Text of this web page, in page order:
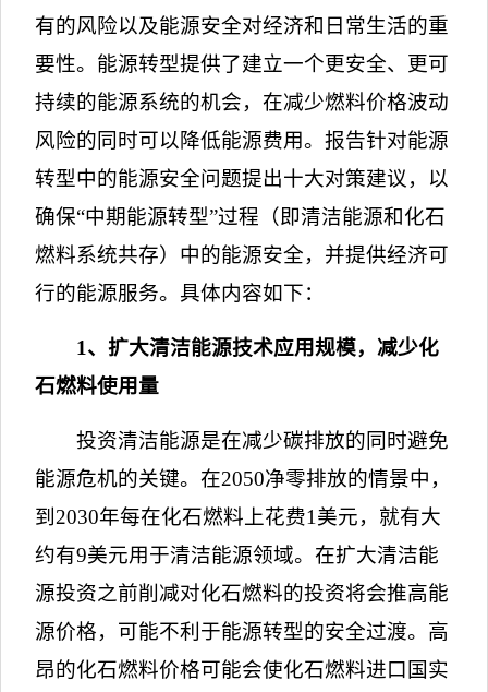
有的风险以及能源安全对经济和日常生活的重
要性。能源转型提供了建立一个更安全、更可
持续的能源系统的机会，在减少燃料价格波动
风险的同时可以降低能源费用。报告针对能源
转型中的能源安全问题提出十大对策建议，以
确保“中期能源转型”过程（即清洁能源和化石
燃料系统共存）中的能源安全，并提供经济可
行的能源服务。具体内容如下：
1、扩大清洁能源技术应用规模，减少化
石燃料使用量
投资清洁能源是在减少碳排放的同时避免
能源危机的关键。在2050净零排放的情景中，
到 2030年每在化石燃料上花费1 美元，就有大
约有9美元用于清洁能源领域。在扩大清洁能
源投资之前削减对化石燃料的投资将会推高能
源价格，可能不利于能源转型的安全过渡。高
昂的化石燃料价格可能会使化石燃料进口国实